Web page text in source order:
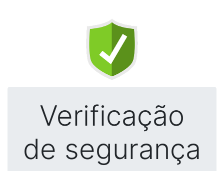
Verificação
de segurança